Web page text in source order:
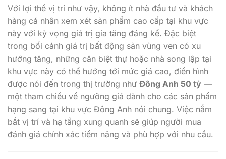
Với lợi thế vị trí như vậy, không ít nhà đầu tư và khách
hàng cá nhân xem xét sản phẩm cao cấp tại khu vực
này với kỳ vọng giá trị gia tăng đáng kể. Đặc biệt
trong bối cảnh giá trị bất động sản vùng ven có xu
hướng tăng, những căn biệt thự hoặc nhà song lập tại
khu vực này có thể hướng tới mức giá cao, điển hình
được nói đến trong thị trường như Đông Anh 50 tỷ —
một tham chiếu về ngưỡng giá dành cho các sản phẩm
hạng sang tại khu vực Đông Anh nói chung. Việc nắm
bắt vị trí và hạ tầng xung quanh sẽ giúp người mua
đánh giá chính xác tiềm năng và phù hợp với nhu cầu.